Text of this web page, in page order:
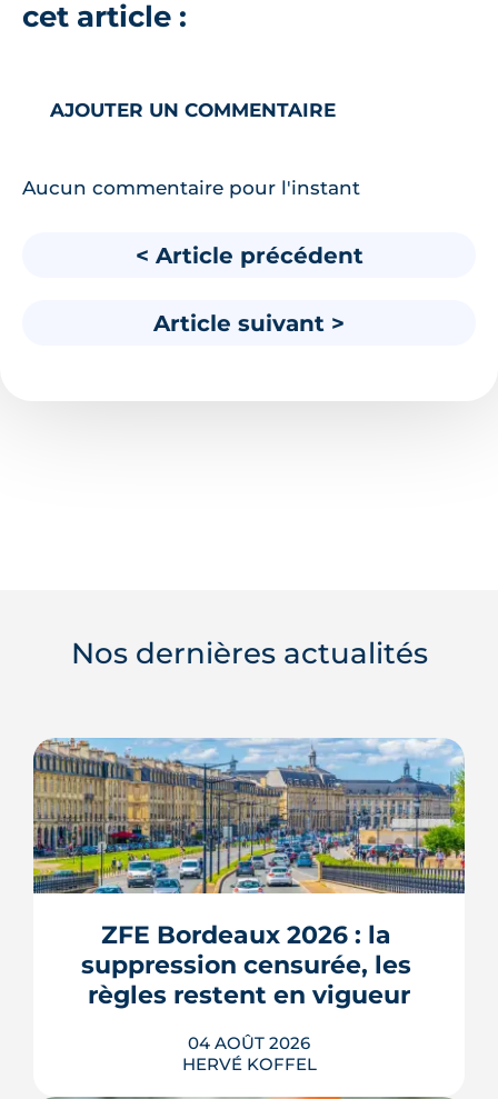
cet article :
AJOUTER UN COMMENTAIRE
Aucun commentaire pour l'instant
< Article précédent
Article suivant >
Nos dernières actualités
ZFE Bordeaux 2026 : la
suppression censurée, les
règles restent en vigueur
04 AOÛT 2026
HERVÉ KOFFEL